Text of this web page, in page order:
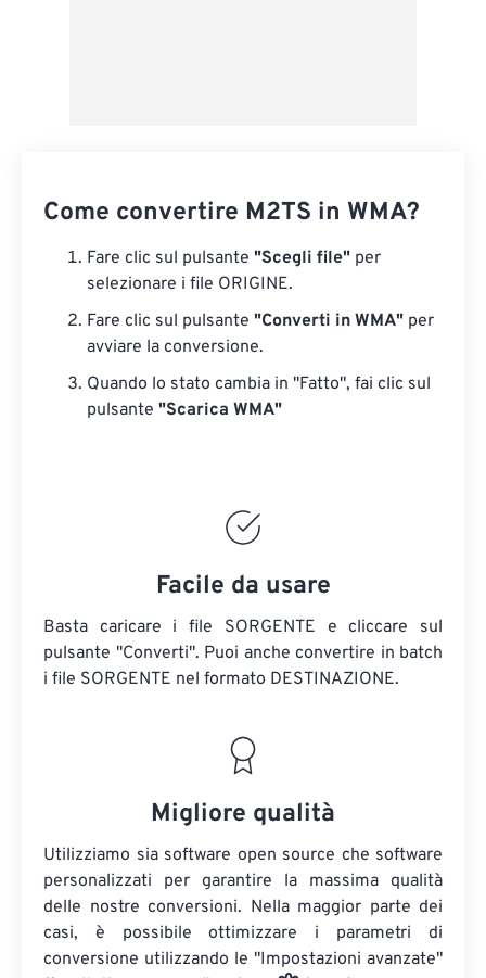
Come convertire M2TS in WMA?
Fare clic sul pulsante "Scegli file" per
selezionare i file ORIGINE.
Fare clic sul pulsante "Converti in WMA" per
avviare la conversione.
Quando lo stato cambia in "Fatto", fai clic sul
pulsante "Scarica WMA"
Facile da usare
Basta caricare i file SORGENTE e cliccare sul
pulsante "Converti". Puoi anche convertire in batch
i file SORGENTE nel formato DESTINAZIONE.
Migliore qualità
Utilizziamo sia software open source che software
personalizzati per garantire la massima qualità
delle nostre conversioni. Nella maggior parte dei
casi, è possibile ottimizzare i parametri di
conversione utilizzando le "Impostazioni avanzate"